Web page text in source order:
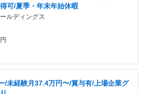
可/夏季・年末年始休暇
ルディングス
/未経験月37.4万円〜/賞与有/上場企業グ